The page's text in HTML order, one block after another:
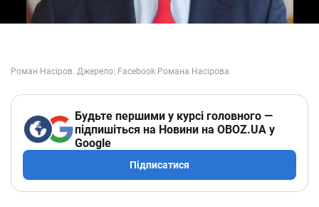
Будьте першими у курсі головного —
підпишіться на Новини на OBOZ.UA у
Google
Підписатися